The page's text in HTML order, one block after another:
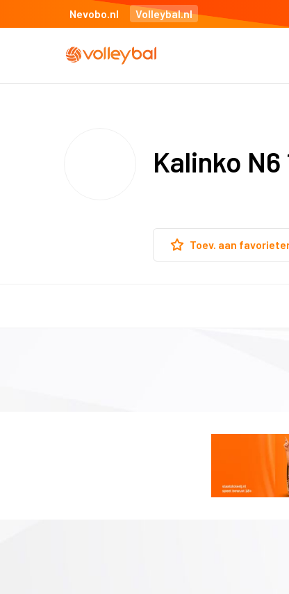
Nevobo.nl Volleybal.nl
Kalinko N6
Toev. aan